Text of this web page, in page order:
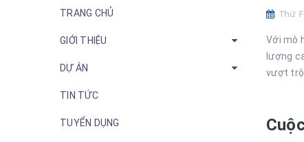
Thứ
Với mô
lượng
vượt
TRANG CHỦ
GIỚI THIỆU
DỰ ÁN
TIN TỨC
TUYỂN DỤNG